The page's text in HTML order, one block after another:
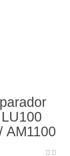
AM1100